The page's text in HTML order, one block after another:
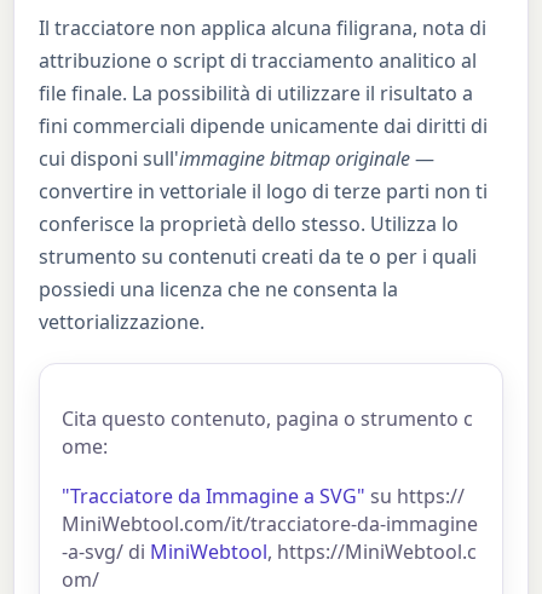
Il tracciatore non applica alcuna filigrana, nota di
attribuzione o script di tracciamento analitico al
file finale. La possibilità di utilizzare il risultato a
fini commerciali dipende unicamente dai diritti di
cui disponi sull'immagine bitmap originale—
convertire in vettoriale il logo di terze parti non ti
conferisce la proprietà dello stesso. Utilizza lo
strumento su contenuti creati da te o per i quali
possiedi una licenza che ne consenta la
vettorializzazione.
Cita questo contenuto, pagina o strumento c
ome:
"Tracciatore da Immagine a SVG" su https://
MiniWebtool.com/it/tracciatore-da-immagine
-a-svg/ di MiniWebtool, https://MiniWebtool.c
om/